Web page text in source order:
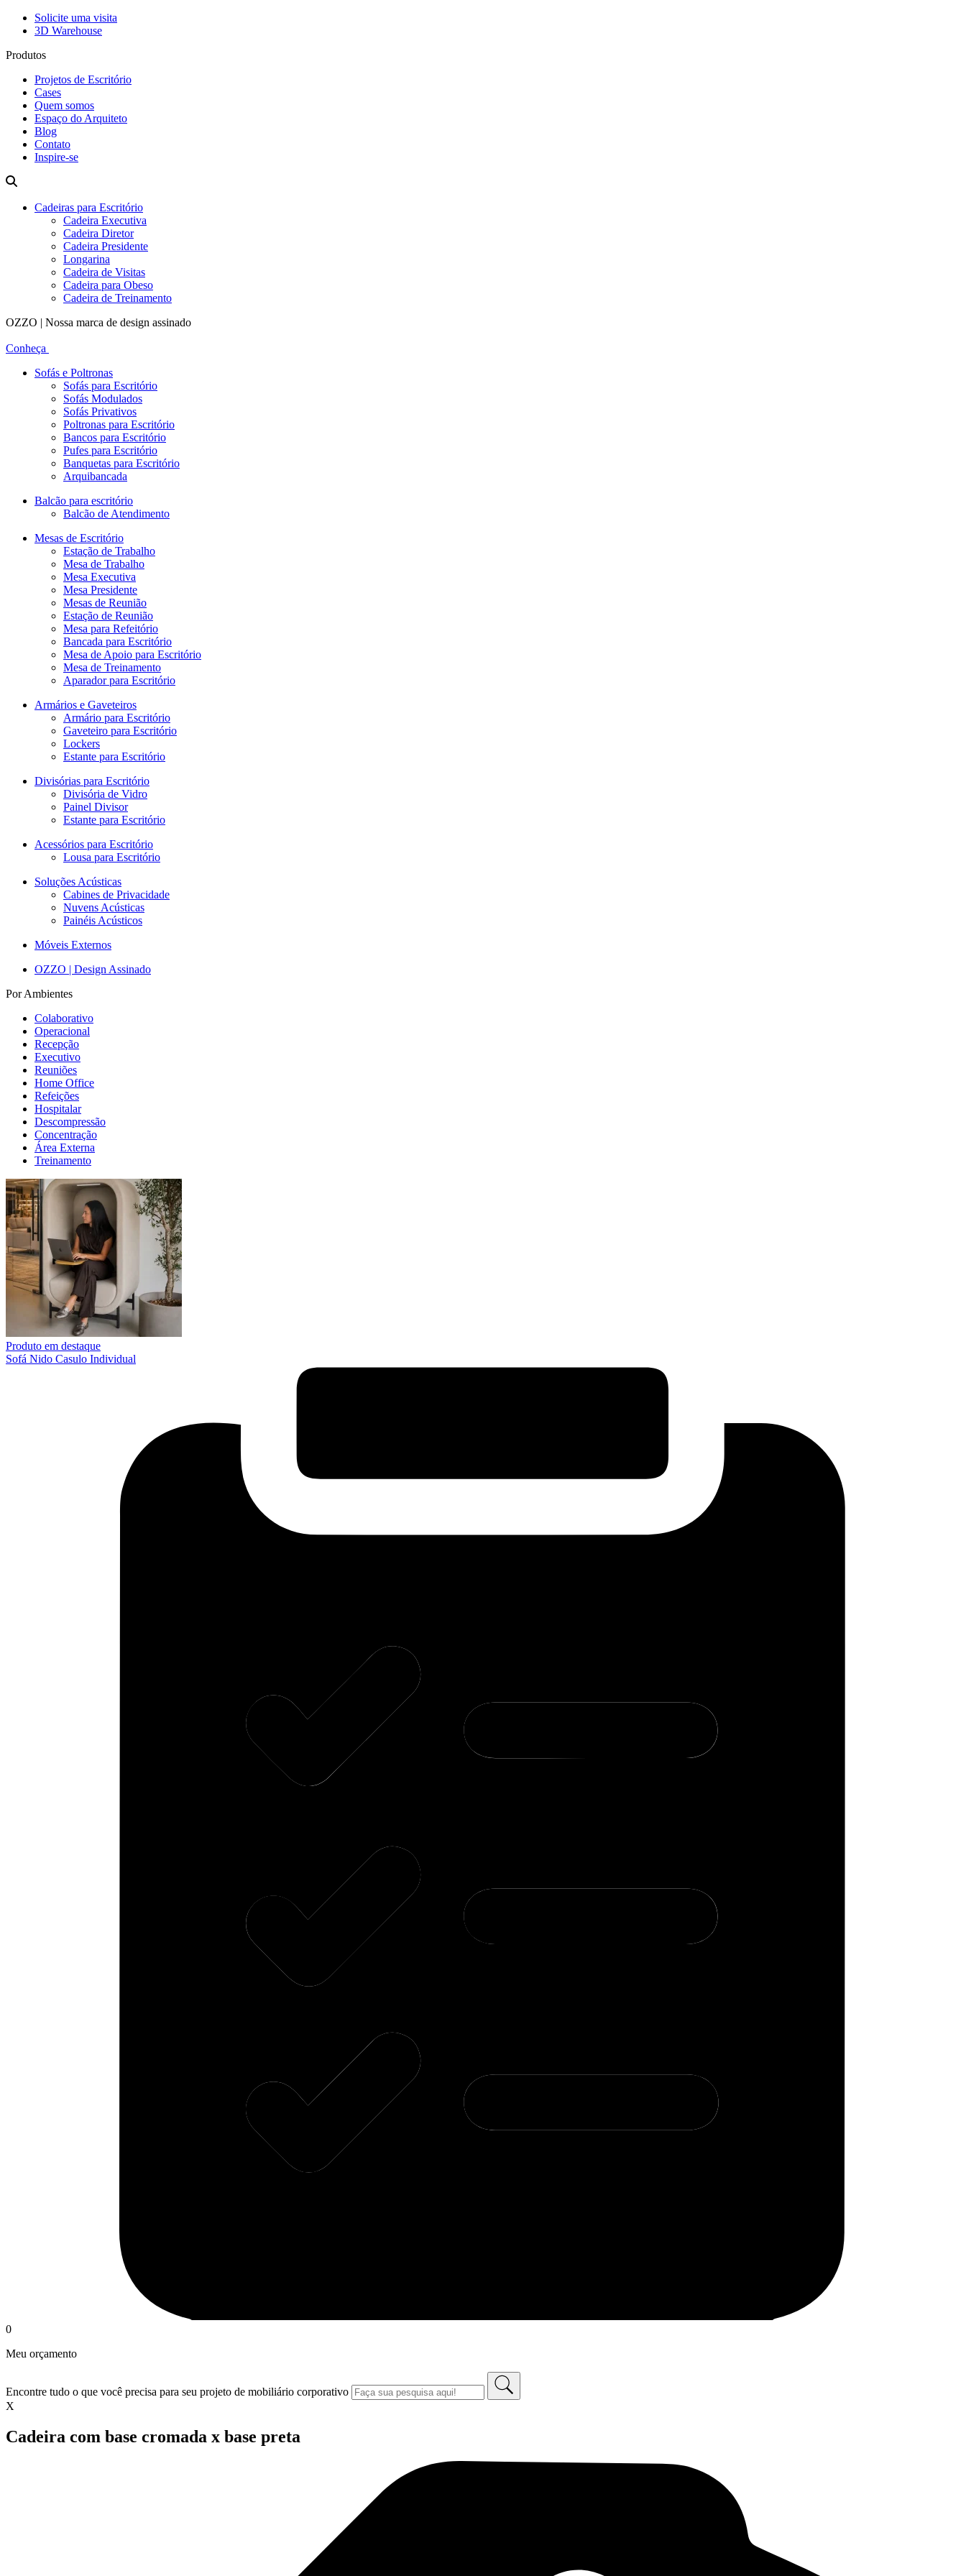
Solicite uma visita
3D Warehouse
Produtos
Projetos de Escritório
Cases
Quem somos
Espaço do Arquiteto
Blog
Contato
Inspire-se
Cadeiras para Escritório
Cadeira Executiva
Cadeira Diretor
Cadeira Presidente
Longarina
Cadeira de Visitas
Cadeira para Obeso
Cadeira de Treinamento
OZZO | Nossa marca de design assinado
Conheça
Sofás e Poltronas
Sofás para Escritório
Sofás Modulados
Sofás Privativos
Poltronas para Escritório
Bancos para Escritório
Pufes para Escritório
Banquetas para Escritório
Arquibancada
Balcão para escritório
Balcão de Atendimento
Mesas de Escritório
Estação de Trabalho
Mesa de Trabalho
Mesa Executiva
Mesa Presidente
Mesas de Reunião
Estação de Reunião
Mesa para Refeitório
Bancada para Escritório
Mesa de Apoio para Escritório
Mesa de Treinamento
Aparador para Escritório
Armários e Gaveteiros
Armário para Escritório
Gaveteiro para Escritório
Lockers
Estante para Escritório
Divisórias para Escritório
Divisória de Vidro
Painel Divisor
Estante para Escritório
Acessórios para Escritório
Lousa para Escritório
Soluções Acústicas
Cabines de Privacidade
Nuvens Acústicas
Painéis Acústicos
Móveis Externos
OZZO | Design Assinado
Por Ambientes
Colaborativo
Operacional
Recepção
Executivo
Reuniões
Home Office
Refeições
Hospitalar
Descompressão
Concentração
Área Externa
Treinamento
Produto em destaque
Sofá Nido Casulo Individual
0
Meu orçamento
Encontre tudo o que você precisa para seu projeto de mobiliário corporativo
X
Cadeira com base cromada x base preta